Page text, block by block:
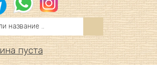
пуста